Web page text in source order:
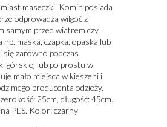
maseczki. Komin posiada
odprowadza wilgoć z
samym przed wiatrem czy
maska, czapka, opaska lub
się zarówno podczas
górskiej lub po prostu w
mało miejsca w kieszeni i
producenta odzieży.
25cm, długość: 45cm.
PES. Kolor: czarny